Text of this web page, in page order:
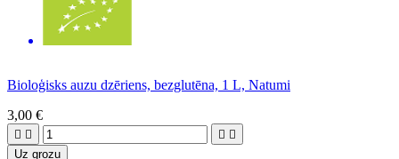
Bioloģisks auzu dzēriens, bezglutēna, 1 L, Natumi
3,00 €
   
Uz grozu